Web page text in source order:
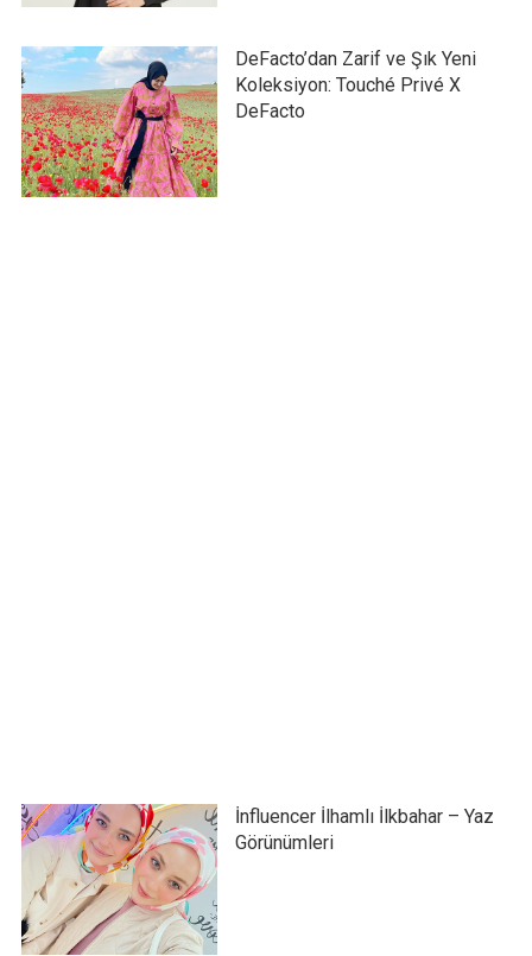
DeFacto’dan Zarif ve Şık Yeni
Koleksiyon: Touché Privé X
DeFacto
İnfluencer İlhamlı İlkbahar – Yaz
Görünümleri